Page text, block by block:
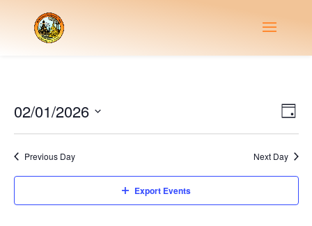
Day
02/01/2026
Previous Day Next Day
Export Events